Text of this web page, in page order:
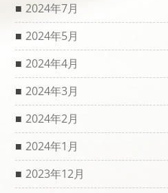
2024年7月
2024年5月
2024年4月
2024年3月
2024年2月
2024年1月
2023年12月